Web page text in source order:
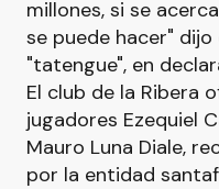
millones, si se
se puede hacer"
"tatengue", en
El club de la Ribera
jugadores Ezequiel
Mauro Luna Diale,
por la entidad